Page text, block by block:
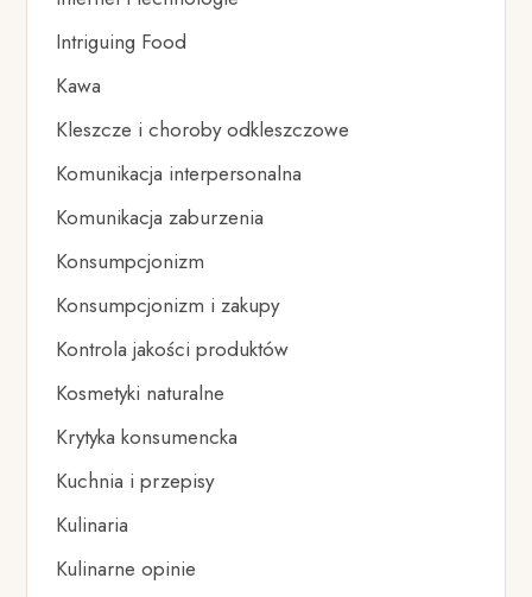
Intriguing Food
Kawa
Kleszcze i choroby odkleszczowe
Komunikacja interpersonalna
Komunikacja zaburzenia
Konsumpcjonizm
Konsumpcjonizm i zakupy
Kontrola jakości produktów
Kosmetyki naturalne
Krytyka konsumencka
Kuchnia i przepisy
Kulinaria
Kulinarne opinie